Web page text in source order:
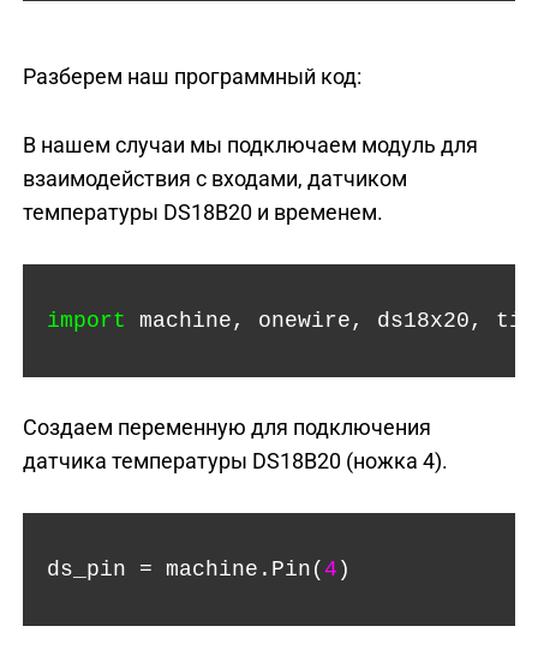
Разберем наш программный код:
В нашем случаи мы подключаем модуль для
взаимодействия с входами, датчиком
температуры DS18B20 и временем.
import machine, onewire, ds18x20,
Создаем переменную для подключения
датчика температуры DS18B20 (ножка 4).
ds_pin = machine.Pin( 4 )